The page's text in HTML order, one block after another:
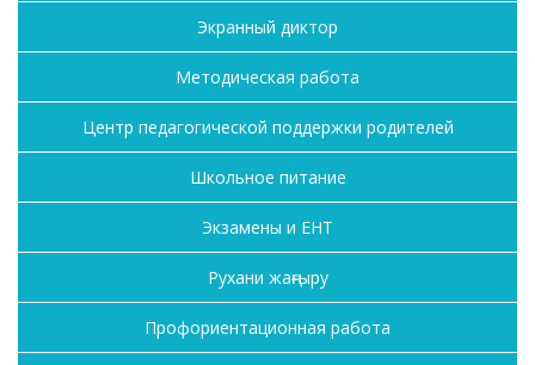
Экранный диктор
Методическая работа
Центр педагогической поддержки родителей
Школьное питание
Экзамены и ЕНТ
Рухани жаңғыру
Профориентационная работа